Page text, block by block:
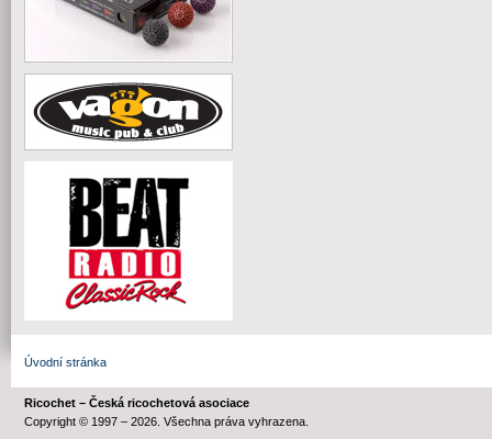
Úvodní stránka
Ricochet – Česká ricochetová asociace
Copyright © 1997 – 2026. Všechna práva vyhrazena.